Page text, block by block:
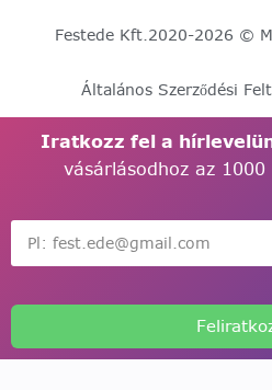
Festede Kft.2020-2026 ©
Általános Szerződési
Iratkozz fel a
vásárlásodhoz az